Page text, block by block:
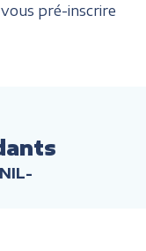
pré-inscrire